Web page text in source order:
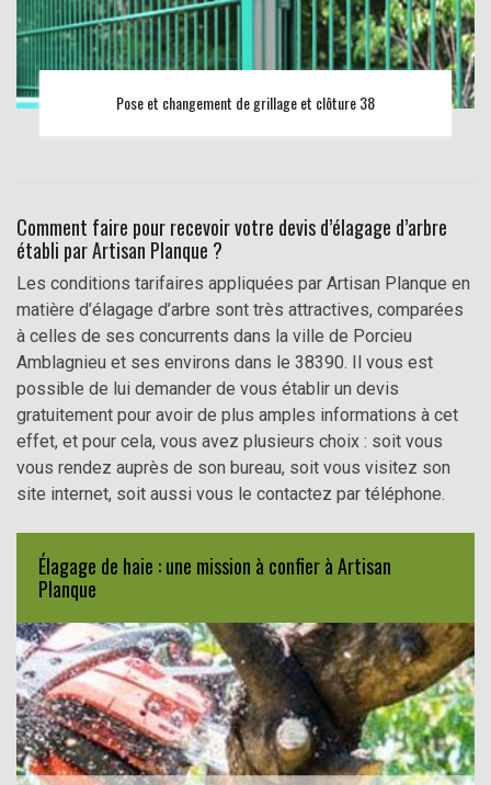
Pose et changement de grillage et clôture 38
Comment faire pour recevoir votre devis d’élagage d’arbre
établi par Artisan Planque ?
Les conditions tarifaires appliquées par Artisan Planque en
matière d’élagage d’arbre sont très attractives, comparées
à celles de ses concurrents dans la ville de Porcieu
Amblagnieu et ses environs dans le 38390. Il vous est
possible de lui demander de vous établir un devis
gratuitement pour avoir de plus amples informations à cet
effet, et pour cela, vous avez plusieurs choix : soit vous
vous rendez auprès de son bureau, soit vous visitez son
site internet, soit aussi vous le contactez par téléphone.
Élagage de haie : une mission à confier à Artisan
Planque